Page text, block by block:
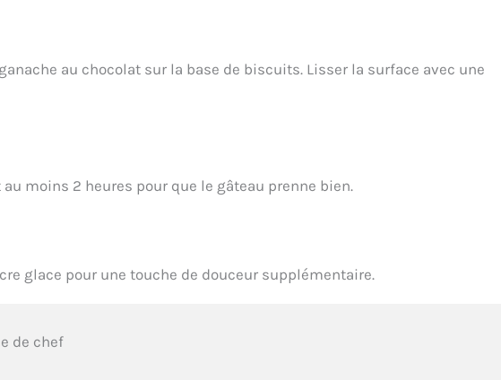
au chocolat sur la base de biscuits. Lisser la surface avec une
moins 2 heures pour que le gâteau prenne bien.
glace pour une touche de douceur supplémentaire.
de chef